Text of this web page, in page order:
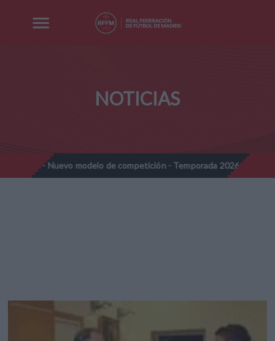
NOTICIAS
modelo de competición - Temporada 2026-2027 // Nota